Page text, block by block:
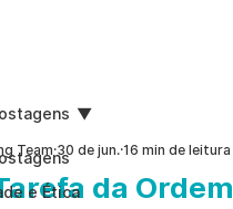
e Ética
da Ordem
Team 30 de jun. 16 min de leitura